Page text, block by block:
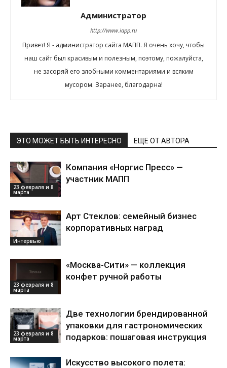
Администратор
http://www.iapp.ru
Привет! Я - администратор сайта МАПП. Я очень хочу, чтобы
наш сайт был красивым и полезным, поэтому, пожалуйста,
не засоряй его злобными комментариями и всяким
мусором. Заранее, благодарна!
ЭТО МОЖЕТ БЫТЬ ИНТЕРЕСНО ЕЩЕ ОТ АВТОРА
23 февраля и 8
марта
Компания «Норгис Пресс» —
участник МАПП
Интервью
Арт Стеклов: семейный бизнес
корпоративных наград
23 февраля и 8
марта
«Москва-Сити» — коллекция
конфет ручной работы
23 февраля и 8
марта
Две технологии брендированной
упаковки для гастрономических
подарков: пошаговая инструкция
Искусство высокого полета: